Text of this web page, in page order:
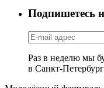
Подпишетесь
Раз в неделю мы
в Санкт-